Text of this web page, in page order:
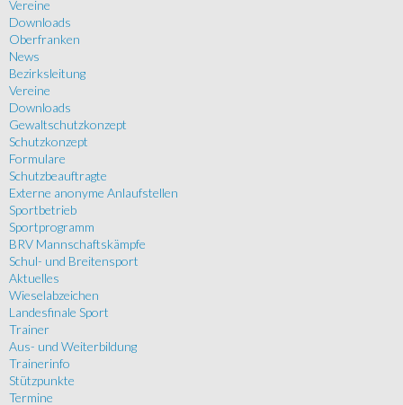
Vereine
Downloads
Oberfranken
News
Bezirksleitung
Vereine
Downloads
Gewaltschutzkonzept
Schutzkonzept
Formulare
Schutzbeauftragte
Externe anonyme Anlaufstellen
Sportbetrieb
Sportprogramm
BRV Mannschaftskämpfe
Schul- und Breitensport
Aktuelles
Wieselabzeichen
Landesfinale Sport
Trainer
Aus- und Weiterbildung
Trainerinfo
Stützpunkte
Termine